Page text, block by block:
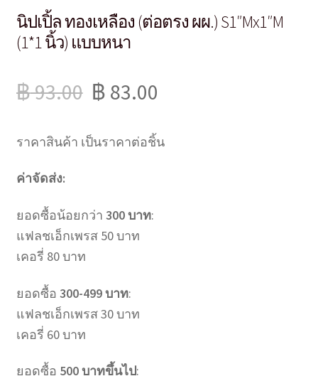
นิปเปิ้ล ทองเหลือง (ต่อตรง ผผ.) S1″Mx1″M
(1*1 นิ้ว) แบบหนา
฿93.00 ฿ 83.00
ราคาสินค้า เป็นราคาต่อชิ้น
ค่าจัดส่ง:
ยอดซื้อน้อยกว่า 300 บาท:
แฟลชเอ็กเพรส 50 บาท
เคอรี่ 80 บาท
ยอดซื้อ 300-499 บาท:
แฟลชเอ็กเพรส 30 บาท
เคอรี่ 60 บาท
ยอดซื้อ 500 บาทขึ้นไป: